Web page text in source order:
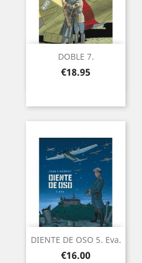
DOBLE 7.
Price
€18.95
DIENTE DE OSO 5. Eva.
Price
€16.00